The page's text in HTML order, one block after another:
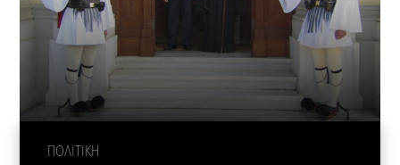
ΠΟΛΙΤΙΚΗ